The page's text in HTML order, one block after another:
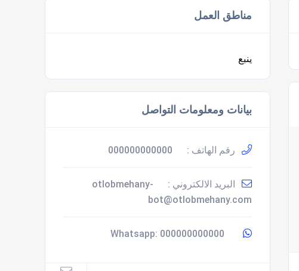
مناطق العمل
ينبع
بيانات ومعلومات التواصل
رقم الهاتف : 000000000000
البريد الالكتروني :
otlobmehany-
bot@otlobmehany.com
000000000000